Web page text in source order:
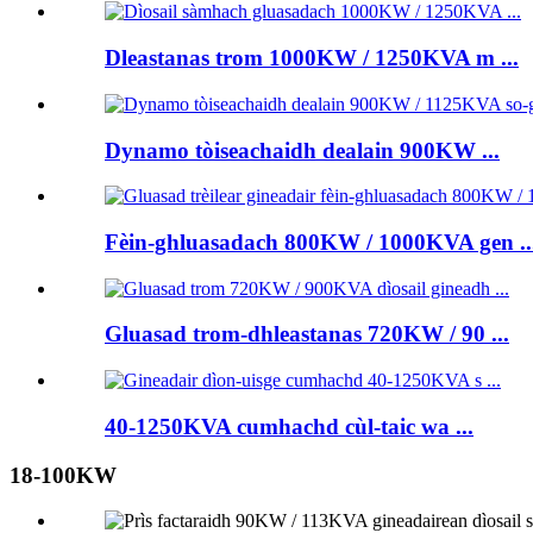
Dleastanas trom 1000KW / 1250KVA m ...
Dynamo tòiseachaidh dealain 900KW ...
Fèin-ghluasadach 800KW / 1000KVA gen
Gluasad trom-dhleastanas 720KW / 90 ...
40-1250KVA cumhachd cùl-taic wa ...
18-100KW